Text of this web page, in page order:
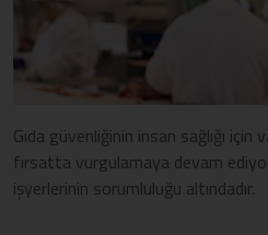
Gıda güvenliğinin insan sağlığı
fırsatta vurgulamaya devam
işyerlerinin sorumluluğu altındadır.